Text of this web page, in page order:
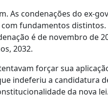
As condenações do ex-
fundamentos distintos.
é de novembro de
2032.
forçar sua
indeferiu a candidatura
da nova lei.